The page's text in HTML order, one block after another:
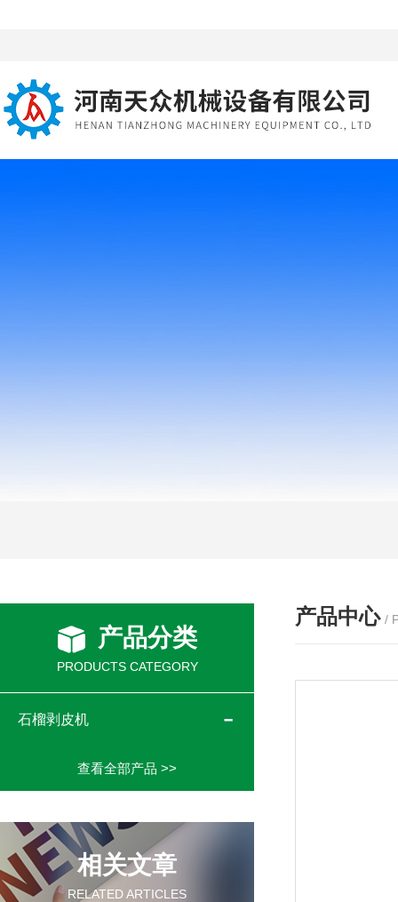
产品中心 /
产品分类
PRODUCTS CATEGORY
石榴剥皮机
查看全部产品 >>
相关文章
RELATED ARTICLES